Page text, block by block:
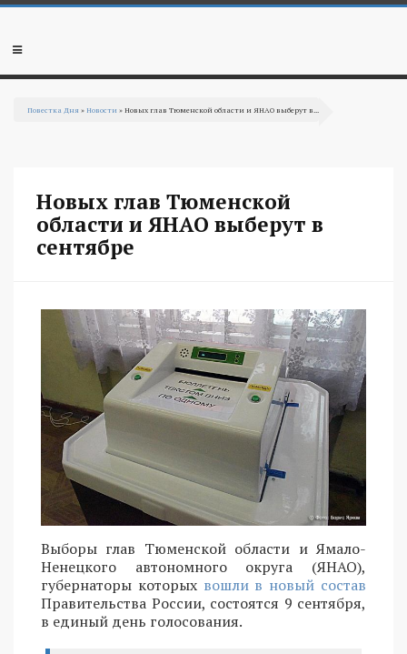
Перейти к основному содержанию
Мобильное
Повестка Дня »Новости » Новых глав Тюменской области и ЯНАО выберут в...
Новых глав Тюменской
области и ЯНАО выберут в
сентябре
Выборы глав Тюменской области и Ямало-
Ненецкого автономного округа (ЯНАО),
губернаторы которых вошли в новый состав
Правительства России, состоятся 9 сентября,
в единый день голосования.